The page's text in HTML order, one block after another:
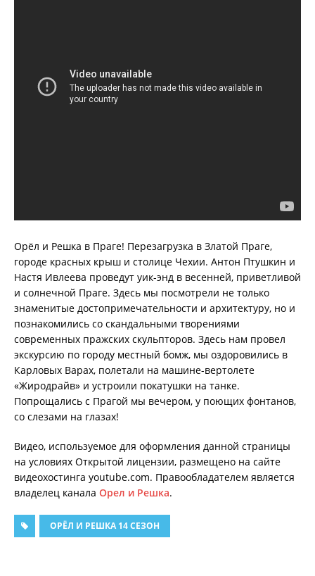
Орёл и Решка в Праге! Перезагрузка в Златой Праге,
городе красных крыш и столице Чехии. Антон Птушкин и
Настя Ивлеева проведут уик-энд в весенней, приветливой
и солнечной Праге. Здесь мы посмотрели не только
знаменитые достопримечательности и архитектуру, но и
познакомились со скандальными творениями
современных пражских скульпторов. Здесь нам провел
экскурсию по городу местный бомж, мы оздоровились в
Карловых Варах, полетали на машине-вертолете
«Жиродрайв» и устроили покатушки на танке.
Попрощались с Прагой мы вечером, у поющих фонтанов,
со слезами на глазах!
Видео, используемое для оформления данной страницы
на условиях Открытой лицензии, размещено на сайте
видеохостинга youtube.com. Правообладателем является
владелец канала Орел и Решка.
ОРЁЛ И РЕШКА 14 СЕЗОН